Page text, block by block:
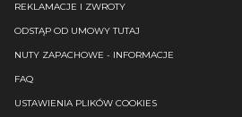
REKLAMACJE I ZWROTY
ODSTĄP OD UMOWY TUTAJ
NUTY ZAPACHOWE - INFORMACJE
FAQ
USTAWIENIA PLIKÓW COOKIES